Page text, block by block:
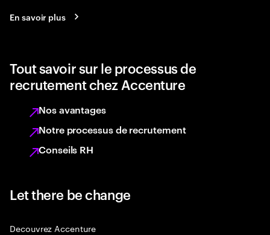
En savoir plus
Tout savoir sur le processus de
recrutement chez Accenture
Nos avantages
Notre processus de recrutement
Conseils RH
Let there be change
Decouvrez Accenture